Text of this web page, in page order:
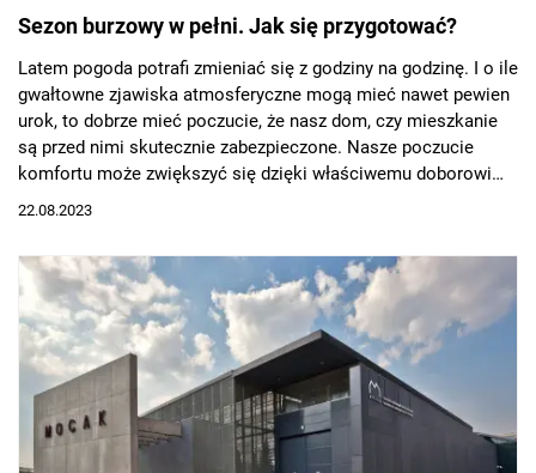
Sezon burzowy w pełni. Jak się przygotować?
Latem pogoda potrafi zmieniać się z godziny na godzinę. I o ile
gwałtowne zjawiska atmosferyczne mogą mieć nawet pewien
urok, to dobrze mieć poczucie, że nasz dom, czy mieszkanie
są przed nimi skutecznie zabezpieczone. Nasze poczucie
komfortu może zwiększyć się dzięki właściwemu doborowi
okien.
22.08.2023